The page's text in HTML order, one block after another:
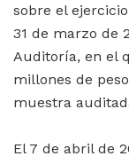
sobre el
31 de marzo de
Auditoría, en el
millones de
muestra
El 7 de abril de